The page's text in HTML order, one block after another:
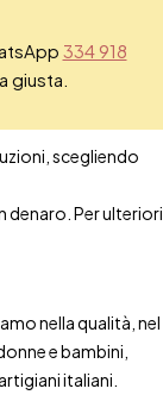
334 918
giusta.
scegliendo
denaro. Per ulteriori
nella qualità, nel
e bambini,
italiani.